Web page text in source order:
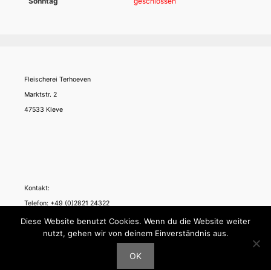
Fleischerei Terhoeven
Marktstr. 2
47533 Kleve
Kontakt:
Telefon: +49 (0)2821 24322
Telefax: +49 (0)2821 976260
Diese Website benutzt Cookies. Wenn du die Website weiter
nutzt, gehen wir von deinem Einverständnis aus.
OK